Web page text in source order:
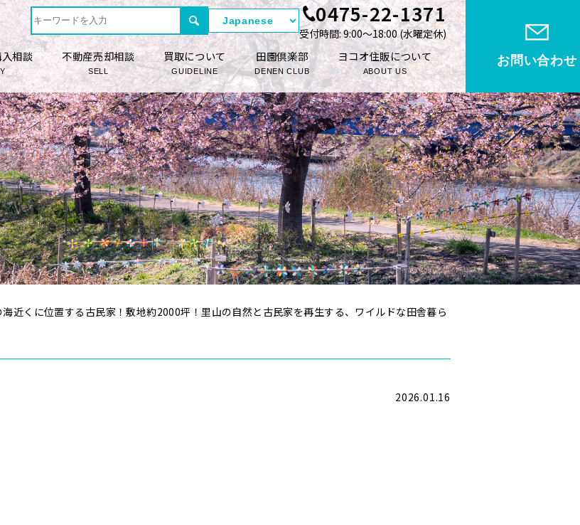
0475-22-1371
受付時間: 9:00〜18:00 (⽔曜定休)
相談 不動産売却相談
SELL
買取について
GUIDELINE
田園倶楽部
DENEN CLUB
ヨコオ住販について
ABOUT US
お問い合わせ
海近くに位置する古民家！敷地約2000坪！里山の自然と古民家を再生する、ワイルドな田舎暮ら
2026.01.16